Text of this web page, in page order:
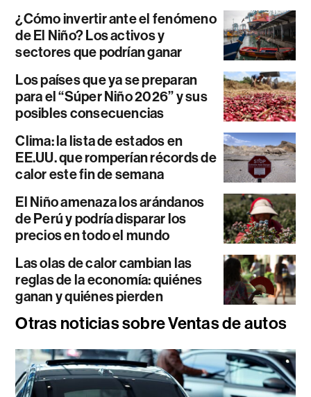
¿Cómo invertir ante el fenómeno
de El Niño? Los activos y
sectores que podrían ganar
Los países que ya se preparan
para el “Súper Niño 2026” y sus
posibles consecuencias
Clima: la lista de estados en
EE.UU. que romperían récords de
calor este fin de semana
El Niño amenaza los arándanos
de Perú y podría disparar los
precios en todo el mundo
Las olas de calor cambian las
reglas de la economía: quiénes
ganan y quiénes pierden
Otras noticias sobre Ventas de autos